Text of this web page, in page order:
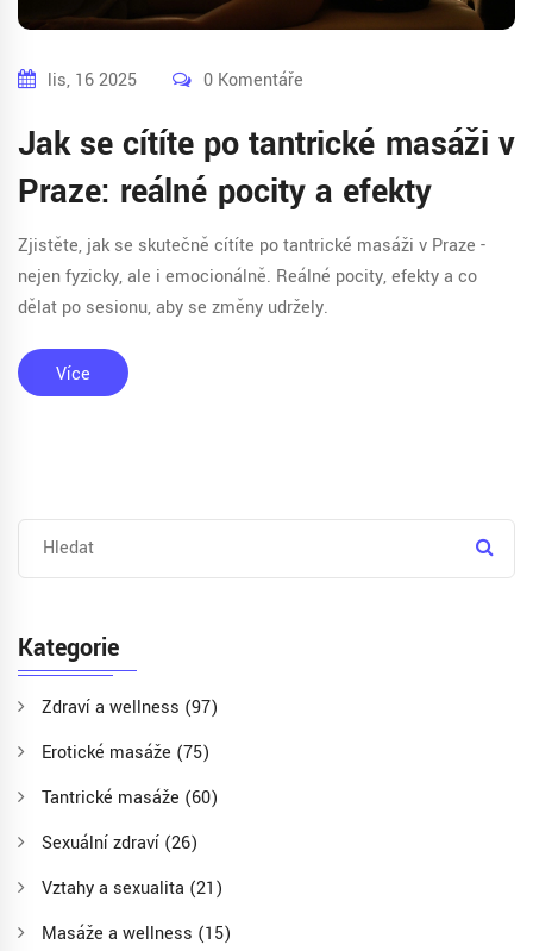
lis, 16 2025 0 Komentáře
Jak se cítíte po tantrické masáži v
Praze: reálné pocity a efekty
Zjistěte, jak se skutečně cítíte po tantrické masáži v Praze -
nejen fyzicky, ale i emocionálně. Reálné pocity, efekty a co
dělat po sesionu, aby se změny udržely.
Více
Kategorie
Zdraví a wellness (97)
Erotické masáže (75)
Tantrické masáže (60)
Sexuální zdraví (26)
Vztahy a sexualita (21)
Masáže a wellness (15)